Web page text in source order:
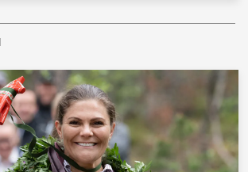
KUNGAHUS
Brittiska kungahuset
Norska kungahuset
Danska kungahuset
Spanska kungahuset